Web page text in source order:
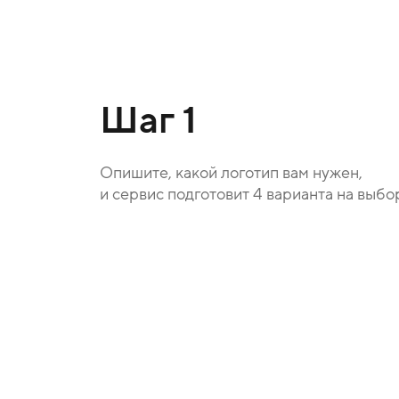
Шаг 1
Опишите, какой логотип вам нужен,
и сервис подготовит 4 варианта на